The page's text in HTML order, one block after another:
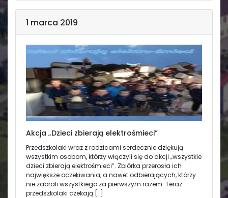
1 marca 2019
Akcja „Dzieci zbierają elektrośmieci”
Przedszkolaki wraz z rodzicami serdecznie dziękują
wszystkim osobom, którzy włączyli się do akcji „wszystkie
dzieci zbierają elektrośmieci”. Zbiórka przerosła ich
największe oczekiwania, a nawet odbierających, którzy
nie zabrali wszystkiego za pierwszym razem. Teraz
przedszkolaki czekają […]